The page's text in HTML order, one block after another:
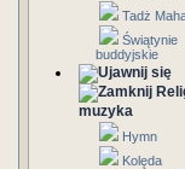
Tadż
Świątynie
buddyjskie
muzyka
Hymn
Kolęda